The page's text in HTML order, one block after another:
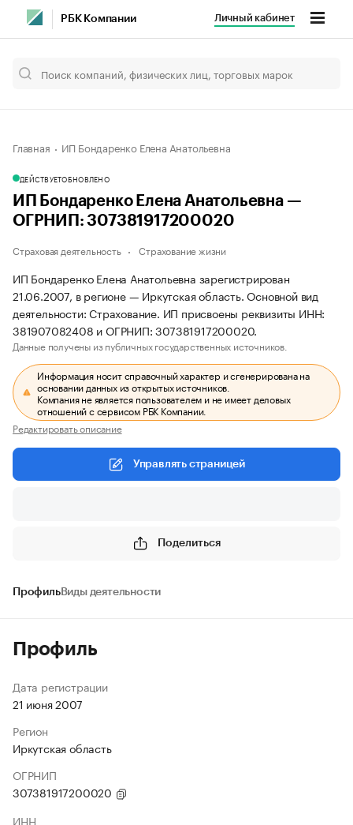
РБК Компании Личный кабинет
Главная ИП Бондаренко Елена Анатольевна
ДЕЙСТВУЕТОБНОВЛЕНО
ИП Бондаренко Елена Анатольевна —
ОГРНИП: 307381917200020
Страховая деятельность Страхование жизни
ИП Бондаренко Елена Анатольевна зарегистрирован
21.06.2007, в регионе — Иркутская область. Основной вид
деятельности: Страхование. ИП присвоены реквизиты ИНН:
381907082408 и ОГРНИП: 307381917200020.
Данные получены из публичных государственных источников.
Информация носит справочный характер и сгенерирована на
основании данных из открытых источников.
Компания не является пользователем и не имеет деловых
отношений с сервисом РБК Компании.
Редактировать описание
Управлять страницей
Поделиться
ПрофильВиды деятельности
Профиль
Дата регистрации
21 июня 2007
Регион
Иркутская область
ОГРНИП
307381917200020
ИНН